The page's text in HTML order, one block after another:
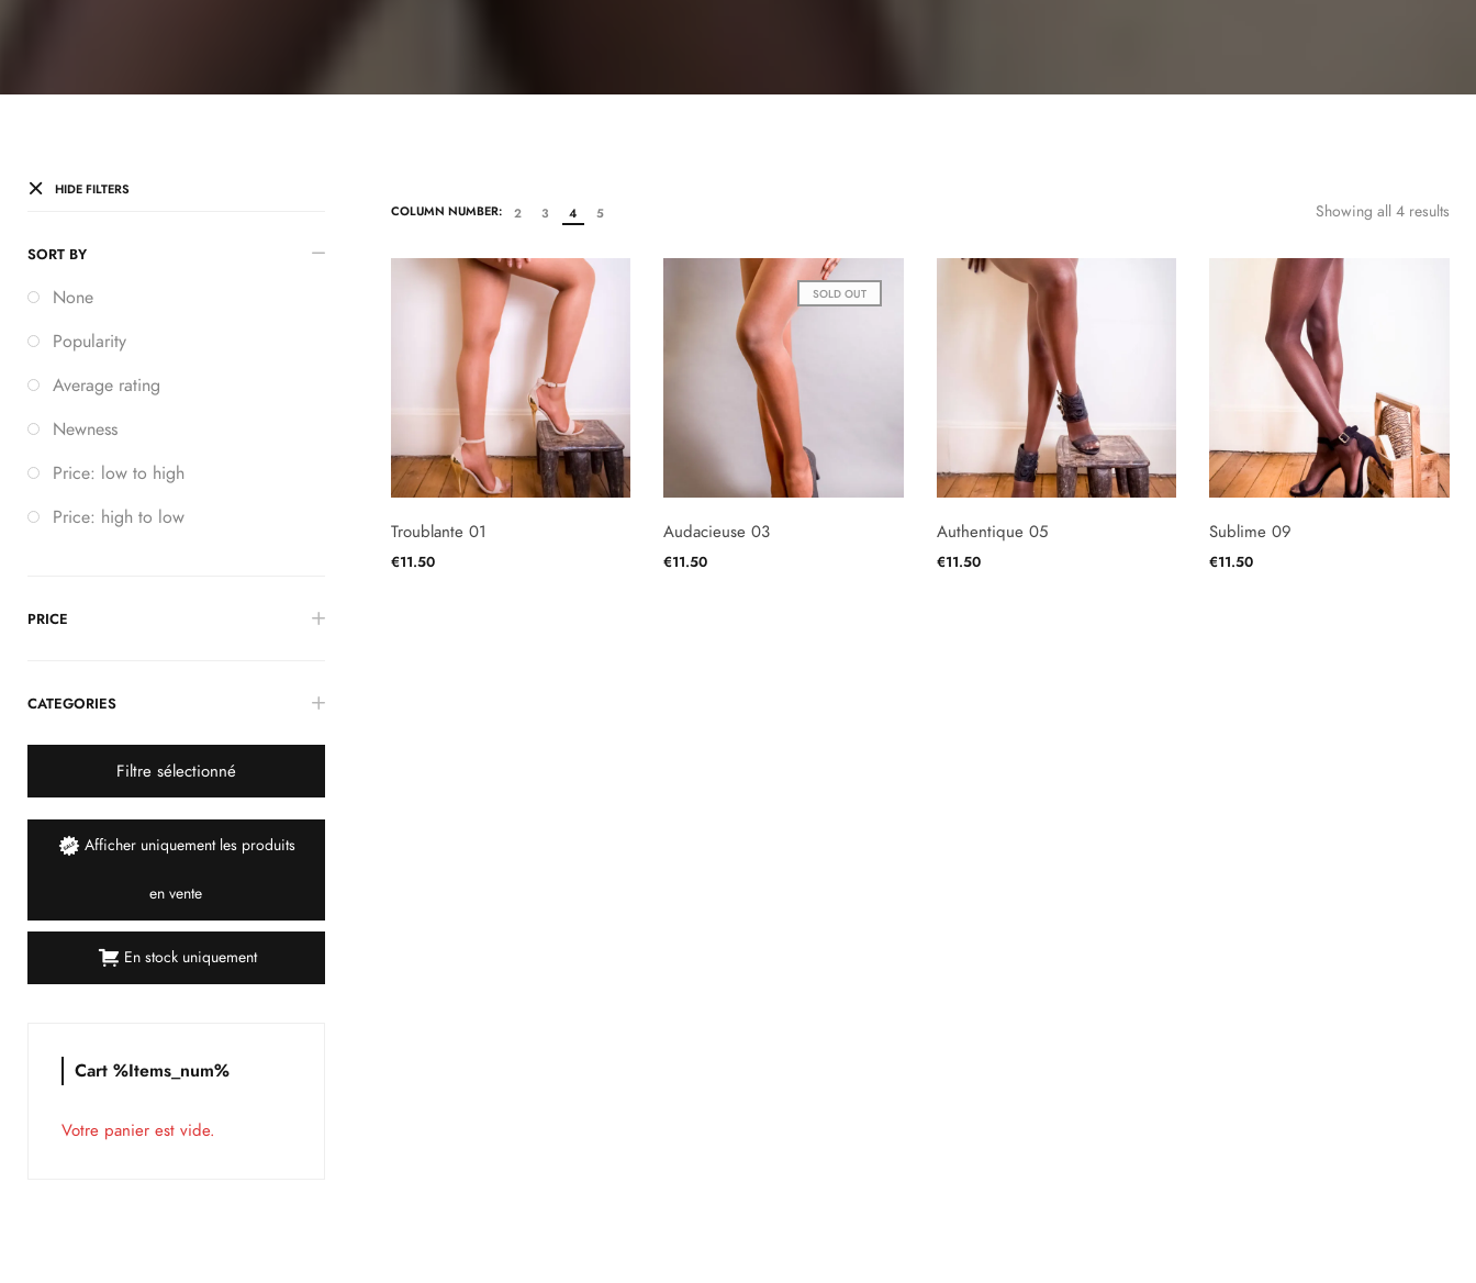
COLUMN NUMBER: 2 3 4 5 Showing all 4 results
Troublante 01
€11.50
SOLD OUT
Audacieuse 03
€11.50
Authentique 05
€11.50
Sublime 09
€11.50
HIDE FILTERS
SORT BY
None
Popularity
Average rating
Newness
Price: low to high
Price: high to low
PRICE
CATEGORIES
Filtre sélectionné
Afficher uniquement les produits
en vente
En stock uniquement
Cart %items_num%
Votre panier est vide.